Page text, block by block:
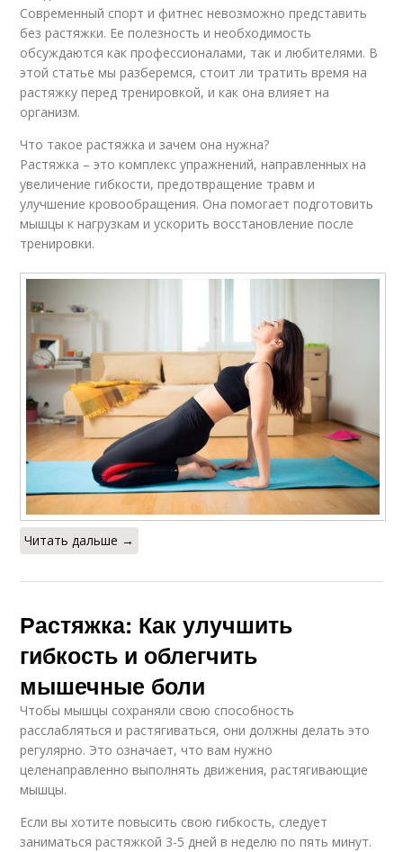
Современный спорт и фитнес невозможно представить
без растяжки. Ее полезность и необходимость
обсуждаются как профессионалами, так и любителями. В
этой статье мы разберемся, стоит ли тратить время на
растяжку перед тренировкой, и как она влияет на
организм.
Что такое растяжка и зачем она нужна?
Растяжка – это комплекс упражнений, направленных на
увеличение гибкости, предотвращение травм и
улучшение кровообращения. Она помогает подготовить
мышцы к нагрузкам и ускорить восстановление после
тренировки.
Читать дальше →
Растяжка: Как улучшить
гибкость и облегчить
мышечные боли
Чтобы мышцы сохраняли свою способность
расслабляться и растягиваться, они должны делать это
регулярно. Это означает, что вам нужно
целенаправленно выполнять движения, растягивающие
мышцы.
Если вы хотите повысить свою гибкость, следует
заниматься растяжкой 3-5 дней в неделю по пять минут.